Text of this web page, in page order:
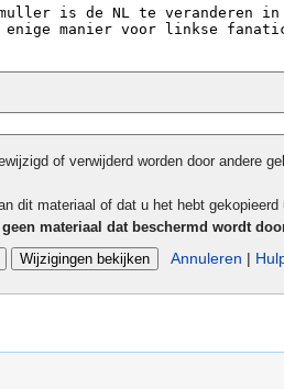
of verwijderd worden door andere
dit materiaal of dat u het hebt
materiaal dat beschermd wordt
Annuleren |